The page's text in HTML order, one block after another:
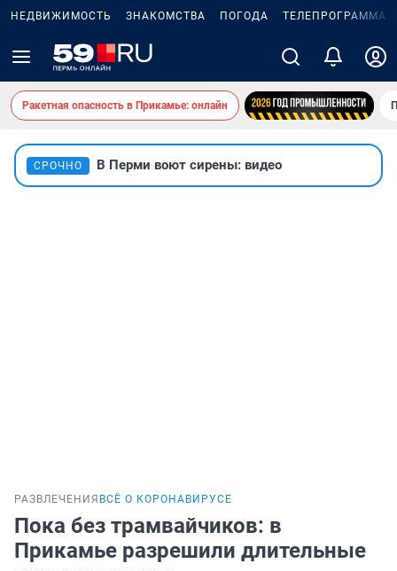
НЕДВИЖИМОСТЬ ЗНАКОМСТВА ПОГОДА ТЕЛЕПРОГРАММА
Ракетная опасность в Прикамье: онлайн
СРОЧНО В Перми воют сирены: видео
РАЗВЛЕЧЕНИЯ ВСЁ О КОРОНАВИРУСЕ
Пока без трамвайчиков: в
Прикамье разрешили длительные